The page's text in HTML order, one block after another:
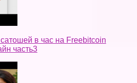
в час на Freebitcoin
часть3